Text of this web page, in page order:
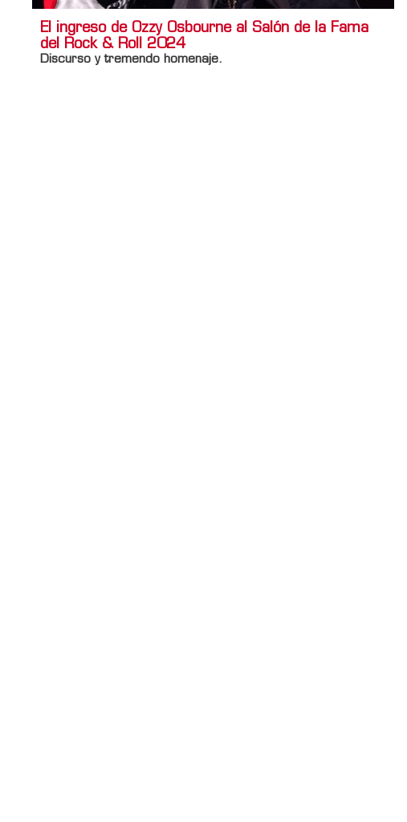
El ingreso de Ozzy Osbourne al Salón de la Fama
del Rock & Roll 2024
Discurso y tremendo homenaje.